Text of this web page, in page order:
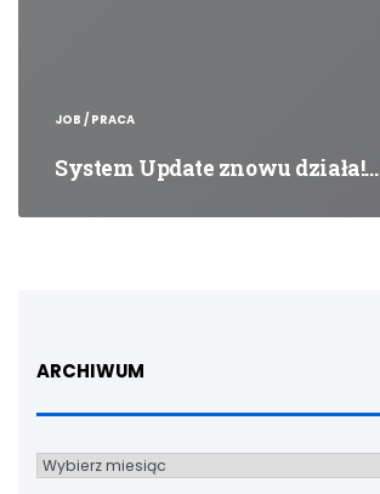
JOB / PRACA
System Update znowu działa!…
ARCHIWUM
Archiwum